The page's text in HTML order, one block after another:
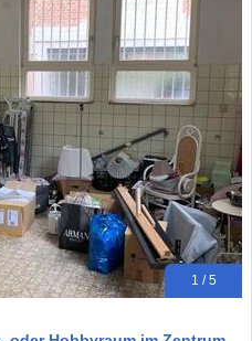
1 / 5